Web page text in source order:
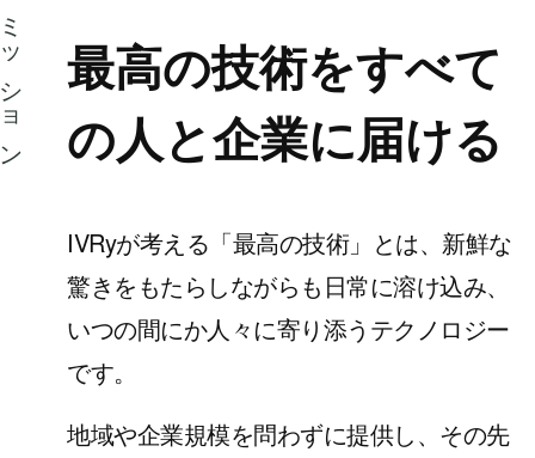
ョン 最高の技術をすべて
の人と企業に届ける
IVRyが考える「最高の技術」とは、新鮮な
驚きをもたらしながらも日常に溶け込み、
いつの間にか人々に寄り添うテクノロジー
です。
地域や企業規模を問わずに提供し、その先